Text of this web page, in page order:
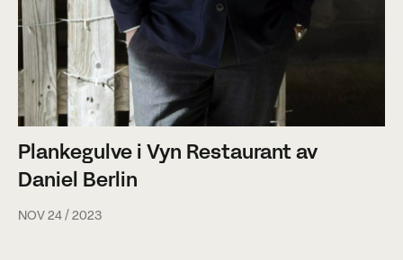
Plankegulve i Vyn Restaurant av
Daniel Berlin
NOV 24 / 2023